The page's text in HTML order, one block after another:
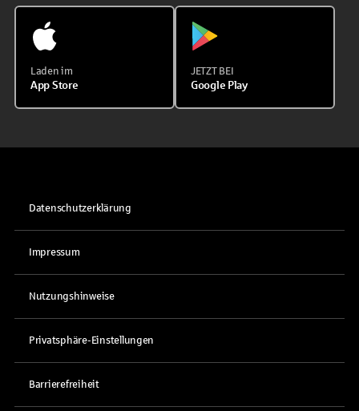
Laden im
App Store
JETZT BEI
Google Play
Datenschutzerklärung
Impressum
Nutzungshinweise
Privatsphäre-Einstellungen
Barrierefreiheit